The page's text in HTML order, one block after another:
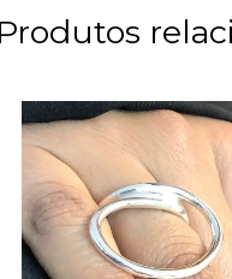
Produtos